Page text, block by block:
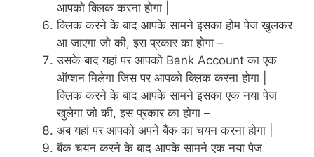
आपको क्लिक करना होगा |
क्लिक करने के बाद आपके सामने इसका होम पेज खुलकर
आ जाएगा जो की, इस प्रकार का होगा –
उसके बाद यहां पर आपको Bank Account का एक
ऑप्शन मिलेगा जिस पर आपको क्लिक करना होगा |
क्लिक करने के बाद आपके सामने इसका एक नया पेज
खुलेगा जो की, इस प्रकार का होगा –
अब यहां पर आपको अपने बैंक का चयन करना होगा |
बैंक चयन करने के बाद आपके सामने एक नया पेज